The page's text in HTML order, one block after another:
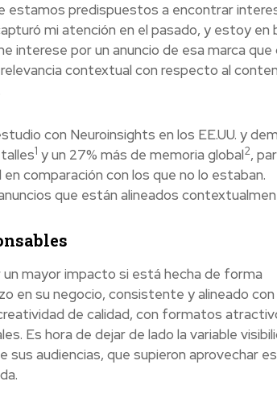
estamos predispuestos a encontrar
mi atención en el pasado, y estoy en
interese por un anuncio de esa marca que
contextual con respecto al
con Neuroinsights en los EE.UU. y
1 y un 27% más de memoria global2,
comparación con los que no lo estaban.
que están alineados
mayor impacto si está hecha de forma
en su negocio, consistente y alineado con
de calidad, con formatos
Es hora de dejar de lado la variable
audiencias, que supieron aprovechar